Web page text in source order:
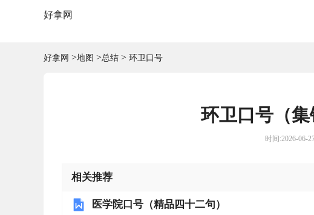
好拿网
好拿网 >地图 >总结 > 环卫口号
环卫口号（集
时间:2026-06-
相关推荐
医学院口号（精品四十二句）